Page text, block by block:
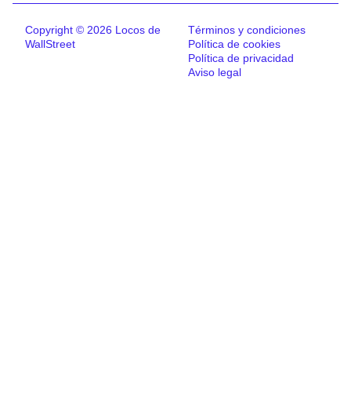
Copyright © 2026 Locos de
WallStreet
Términos y condiciones
Política de cookies
Política de privacidad
Aviso legal